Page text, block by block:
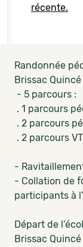
récente.
Randonnée
Brissac Quincé
- 5 parcours :
. 1 parcours
. 2 parcours
. 2 parcours
-
- Collation de
participants à
Départ de
Brissac